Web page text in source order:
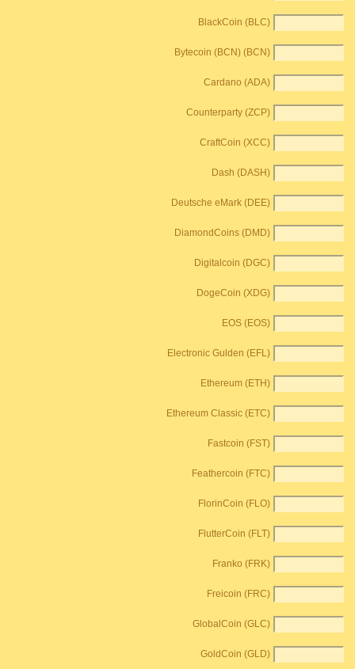
BlackCoin (BLC)
Bytecoin (BCN) (BCN)
Cardano (ADA)
Counterparty (ZCP)
CraftCoin (XCC)
Dash (DASH)
Deutsche eMark (DEE)
DiamondCoins (DMD)
Digitalcoin (DGC)
DogeCoin (XDG)
EOS (EOS)
Electronic Gulden (EFL)
Ethereum (ETH)
Ethereum Classic (ETC)
Fastcoin (FST)
Feathercoin (FTC)
FlorinCoin (FLO)
FlutterCoin (FLT)
Franko (FRK)
Freicoin (FRC)
GlobalCoin (GLC)
GoldCoin (GLD)